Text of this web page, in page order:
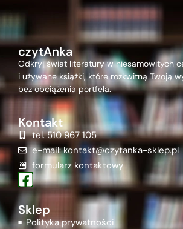
czytAnka
Odkryj świat literatury w niesamowitych
i używane książki, które rozkwitną Twoją
bez obciążenia portfela.
Kontakt
tel. 510 967 105
e-mail: kontakt@czytanka-sklep.pl
formularz kontaktowy
Sklep
Polityka prywatności